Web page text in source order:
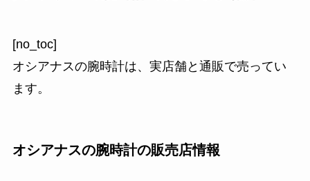
[no_toc]
オシアナスの腕時計は、実店舗と通販で売ってい
ます。
オシアナスの腕時計の販売店情報